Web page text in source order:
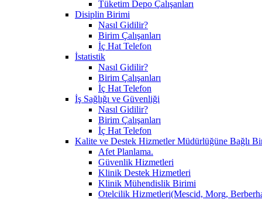
Tüketim Depo Çalışanları
Disiplin Birimi
Nasıl Gidilir?
Birim Çalışanları
İç Hat Telefon
İstatistik
Nasıl Gidilir?
Birim Çalışanları
İç Hat Telefon
İş Sağlığı ve Güvenliği
Nasıl Gidilir?
Birim Çalışanları
İç Hat Telefon
Kalite ve Destek Hizmetler Müdürlüğüne Bağlı
Afet Planlama.
Güvenlik Hizmetleri
Klinik Destek Hizmetleri
Klinik Mühendislik Birimi
Otelcilik Hizmetleri(Mescid, Morg,